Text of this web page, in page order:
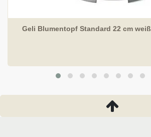
Geli Blumentopf Standard 22 cm weiß